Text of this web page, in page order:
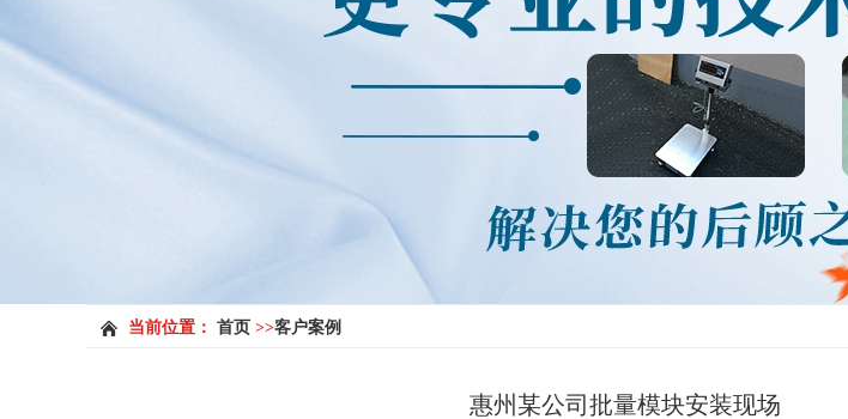
当前位置： 首页 >>客户案例
惠州某公司批量模块安装现场